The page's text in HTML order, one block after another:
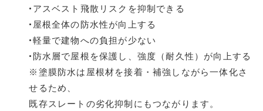
•アスベスト飛散リスクを抑制できる
•屋根全体の防水性が向上する
•軽量で建物への負担が少ない
•防水層で屋根を保護し、強度（耐久性）が向上する
※塗膜防水は屋根材を接着・補強しながら一体化さ
せるため、
既存スレートの劣化抑制にもつながります。